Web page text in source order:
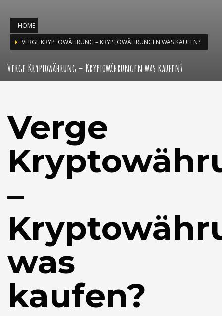
HOME
VERGE KRYPTOWÄHRUNG – KRYPTOWÄHRUNGEN WAS KAUFEN?
Verge Kryptowährung – Kryptowährungen was kaufen?
Verge
–
was
kaufen?